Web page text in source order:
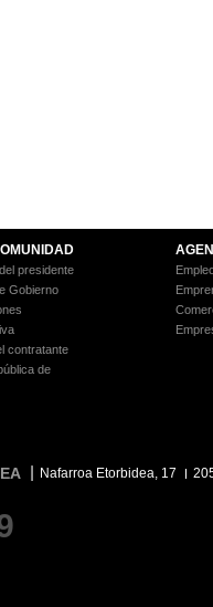
presidente
Gobierno
contratante
de
Nafarroa Etorbidea, 17